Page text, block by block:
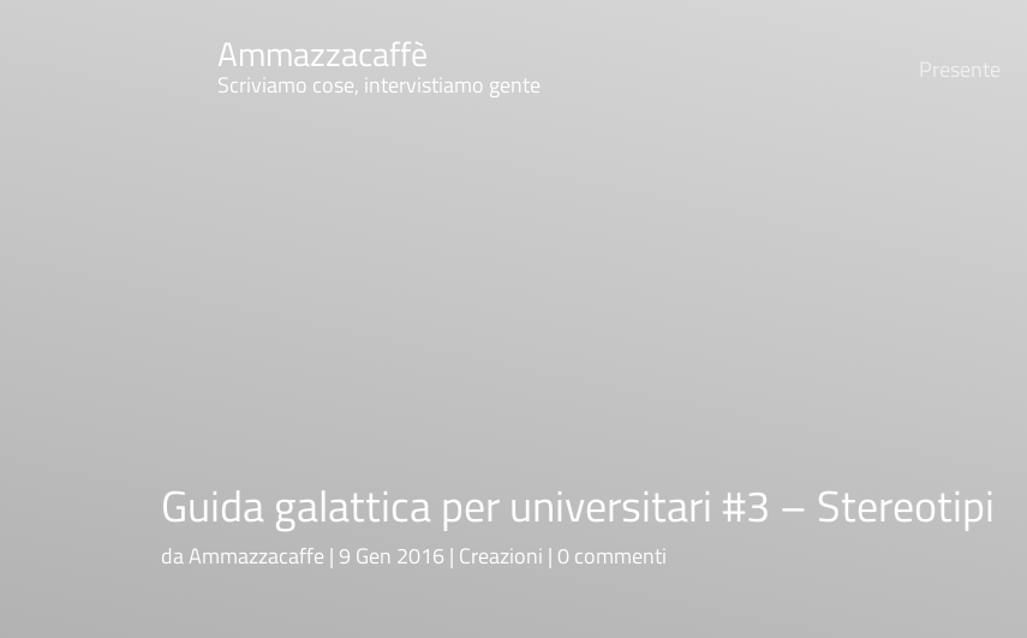
Ammazzacaffè
Scriviamo cose, intervistiamo gente Presente
Guida galattica per universitari #3 – Stereotipi
daAmmazzacaffe 9 Gen 2016 Creazioni 0 commenti